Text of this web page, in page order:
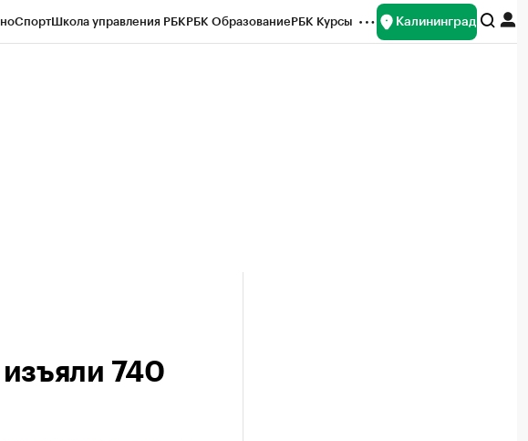
СпортШкола управления РБКРБК ОбразованиеРБК Курсы Калининград
740